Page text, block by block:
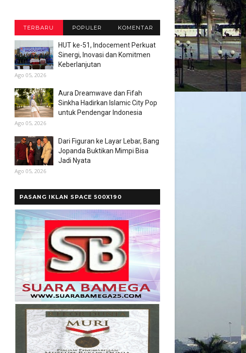
TERBARU POPULER KOMENTAR
HUT ke-51, Indocement Perkuat
Sinergi, Inovasi dan Komitmen
Keberlanjutan
Ago 05, 2026
Aura Dreamwave dan Fifah
Sinkha Hadirkan Islamic City Pop
untuk Pendengar Indonesia
Ago 05, 2026
Dari Figuran ke Layar Lebar, Bang
Jopanda Buktikan Mimpi Bisa
Jadi Nyata
Ago 05, 2026
PASANG IKLAN SPACE 500X190